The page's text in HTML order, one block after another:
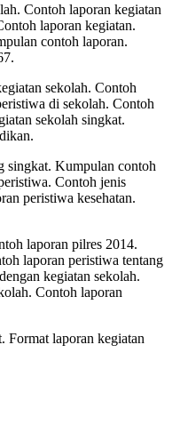
Contoh laporan kegiatan
laporan kegiatan.
contoh laporan.
sekolah. Contoh
di sekolah. Contoh
sekolah singkat.
singkat. Kumpulan contoh
Contoh jenis
peristiwa kesehatan.
laporan pilres 2014.
laporan peristiwa tentang
kegiatan sekolah.
Contoh laporan
Format laporan kegiatan